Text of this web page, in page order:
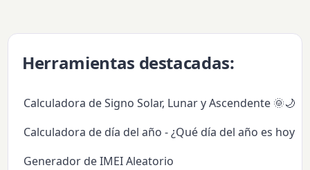
Herramientas destacadas:
Calculadora de Signo Solar, Lunar y Ascendente 🌞🌙✨
Calculadora de día del año - ¿Qué día del año es hoy?
Generador de IMEI Aleatorio